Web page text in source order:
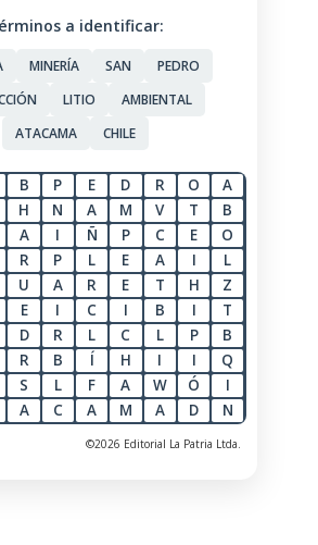
a identificar:
MINERÍA SAN
PEDRO
LITIO
AMBIENTAL
ATACAMA
CHILE
B P E D R O
A
H N A M V T
B
A I Ñ P C E
O
R P L E A I
L
U A R E T H
Z
E I C I B I
T
D R L C L P
B
R B Í H I I
Q
S L F A W Ó
I
A C A M A D N
©2026 Editorial La Patria Ltda.